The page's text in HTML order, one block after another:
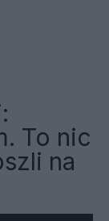
To nic
na